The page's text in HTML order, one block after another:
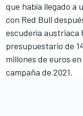
que había llegado a
con Red Bull
escudería austriaca
presupuestario de
millones de euros
campaña de 2021.